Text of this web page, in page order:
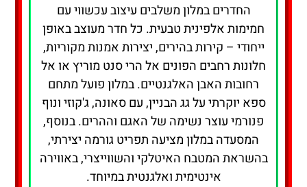
החדרים במלון משלבים עיצוב עכשווי עם
חמימות אלפינית טבעית. כל חדר מעוצב באופן
ייחודי – קירות בהירים, יצירות אמנות מקוריות,
חלונות רחבים הפונים אל הרי סנט מוריץ או אל
רחובות האבן האלגנטיים. במלון פועל מתחם
ספא יוקרתי על גג הבניין, עם סאונה, ג'קוזי ונוף
פנורמי עוצר נשימה של האגם וההרים. בנוסף,
המסעדה במלון מציעה תפריט גורמה יצירתי,
בהשראת המטבח האיטלקי והשווייצרי, באווירה
אינטימית ואלגנטית במיוחד.